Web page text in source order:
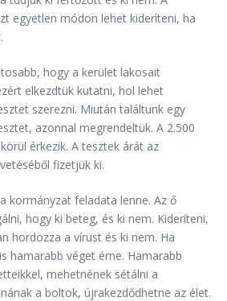
egyetlen módon lehet kideríteni, ha
hogy a kerület lakosait
elkezdtük kutatni, hol lehet
szerezni. Miután találtunk egy
azonnal megrendeltük. A 2.500
érkezik. A tesztek árát az
fizetjük ki.
kormányzat feladata lenne. Az ő
hogy ki beteg, és ki nem. Kideríteni,
hordozza a vírust és ki nem. Ha
hamarabb véget érne. Hamarabb
mehetnének sétálni a
a boltok, újrakezdődhetne az élet.